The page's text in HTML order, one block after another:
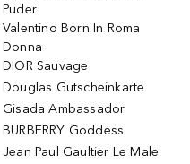
Puder
Valentino Born In Roma
Donna
DIOR Sauvage
Douglas Gutscheinkarte
Gisada Ambassador
BURBERRY Goddess
Jean Paul Gaultier Le Male